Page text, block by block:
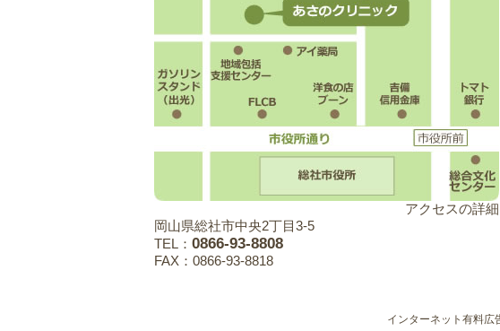
アクセスの詳細
岡山県総社市中央2丁目3-5
TEL： 0866-93-8808
FAX：0866-93-8818
インターネット有料広